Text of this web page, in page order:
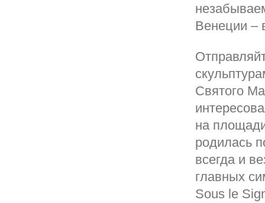
Венеции –
Святого
на
родилась
всегда и
главных
Sous le